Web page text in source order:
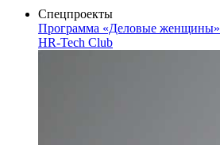
Спецпроекты
Программа «Деловые женщины»
HR-Tech Club